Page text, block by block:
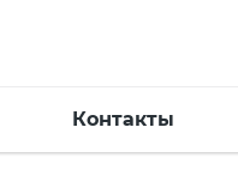
Контакты